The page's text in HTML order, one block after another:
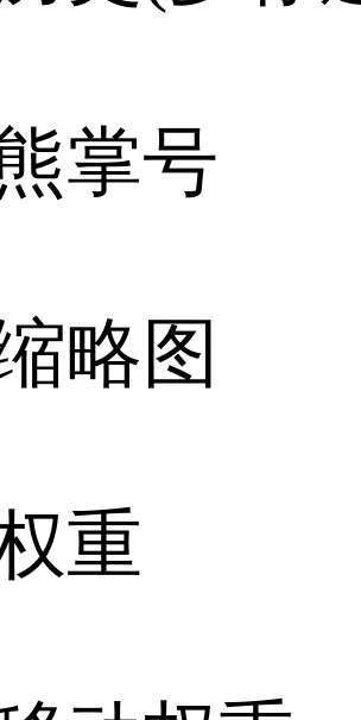
掌号
略图
重